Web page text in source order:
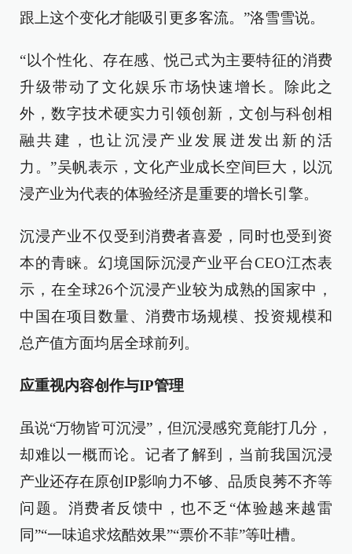
跟上这个变化才能吸引更多客流。”洛雪雪说。
“以个性化、存在感、悦己式为主要特征的消费
升级带动了文化娱乐市场快速增长。除此之
外，数字技术硬实力引领创新，文创与科创相
融共建，也让沉浸产业发展迸发出新的活
力。”吴帆表示，文化产业成长空间巨大，以沉
浸产业为代表的体验经济是重要的增长引擎。
沉浸产业不仅受到消费者喜爱，同时也受到资
本的青睐。幻境国际沉浸产业平台CEO江杰表
示，在全球26个沉浸产业较为成熟的国家中，
中国在项目数量、消费市场规模、投资规模和
总产值方面均居全球前列。
应重视内容创作与IP管理
虽说“万物皆可沉浸”，但沉浸感究竟能打几分，
却难以一概而论。记者了解到，当前我国沉浸
产业还存在原创IP影响力不够、品质良莠不齐等
问题。消费者反馈中，也不乏“体验越来越雷
同”“一味追求炫酷效果”“票价不菲”等吐槽。